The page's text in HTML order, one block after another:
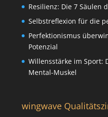
Resilienz: Die 7 Säulen
Selbstreflexion für die
Perfektionismus
Potenzial
Willensstärke im Sport:
Mental-Muskel
wingwave